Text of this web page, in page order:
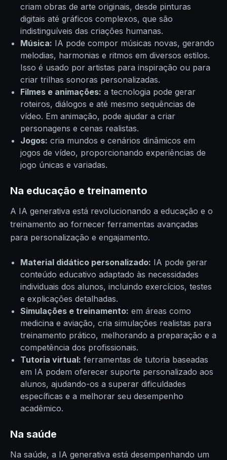
criam obras de arte originais, desde pinturas
digitais até gráficos complexos, que são
indistinguíveis das criações humanas.
Música: IA pode compor músicas novas, gerando
melodias, harmonias e ritmos em diversos estilos.
Isso é usado por artistas para inspiração ou para
criar trilhas sonoras personalizadas.
Filmes e animações: a tecnologia pode gerar
roteiros, diálogos e até mesmo sequências de
vídeo. Em animação, pode ajudar a criar
personagens e cenas realistas.
Jogos: cria mundos e cenários dinâmicos em
jogos de vídeo, proporcionando experiências de
jogo únicas e variadas.
Na educação e treinamento
A IA generativa está revolucionando a educação e o
treinamento ao fornecer ferramentas avançadas
para personalização e engajamento.
Material didático personalizado: IA pode gerar
conteúdo educativo adaptado às necessidades
individuais dos alunos, incluindo exercícios, testes
e explicações detalhadas.
Simulações e treinamento: em áreas como
medicina e aviação, cria simulações realistas para
treinamento prático, melhorando a preparação e a
competência dos profissionais.
Tutoria virtual: ferramentas de tutoria baseadas
em IA podem oferecer suporte personalizado aos
alunos, ajudando-os a superar dificuldades
específicas e a melhorar seu desempenho
acadêmico.
Na saúde
Na saúde, a IA generativa está desempenhando um